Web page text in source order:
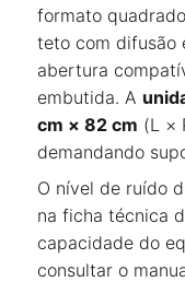
formato
teto com difusão
abertura
embutida. A
cm × 82 cm (L ×
demandando
O nível de ruído
na ficha técnica
capacidade do
consultar o